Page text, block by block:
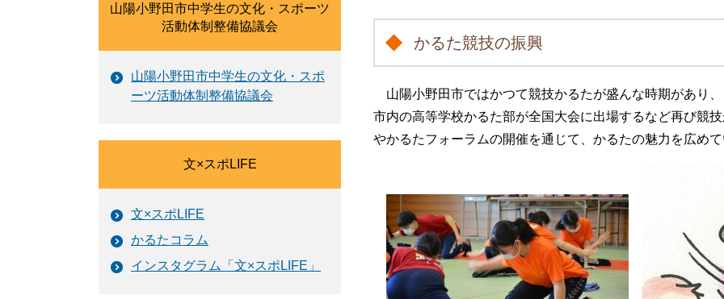
かるた競技の振興
山陽小野田市ではかつて競技かるたが盛んな時期があり
市内の高等学校かるた部が全国大会に出場するなど再び競
やかるたフォーラムの開催を通じて、かるたの魅力を広め
山陽小野田市中学生の文化・スポーツ
活動体制整備協議会
山陽小野田市中学生の文化・スポ
ーツ活動体制整備協議会
文×スポLIFE
文×スポLIFE
かるたコラム
インスタグラム「文×スポLIFE」